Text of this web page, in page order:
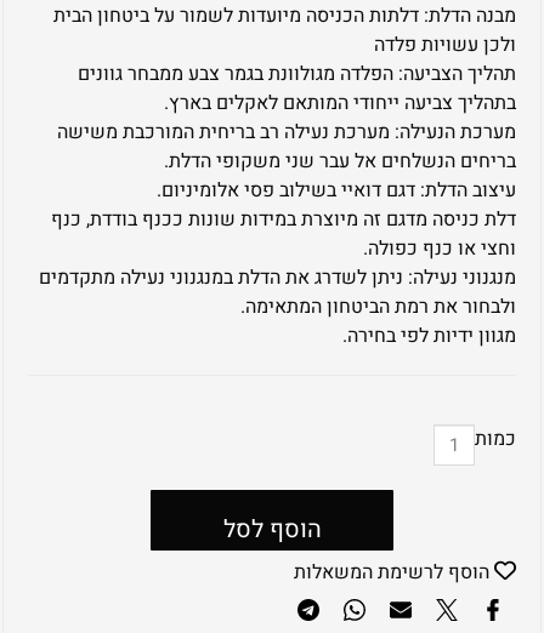
מבנה הדלת: דלתות הכניסה מיועדות לשמור על ביטחון הבית
ולכן עשויות פלדה
תהליך הצביעה: הפלדה מגולוונת בגמר צבע ממבחר גוונים
בתהליך צביעה ייחודי המותאם לאקלים בארץ.
מערכת הנעילה: מערכת נעילה רב בריחית המורכבת משישה
בריחים הנשלחים אל עבר שני משקופי הדלת.
עיצוב הדלת: דגם דואיי בשילוב פסי אלומיניום.
דלת כניסה מדגם זה מיוצרת במידות שונות ככנף בודדת, כנף
וחצי או כנף כפולה.
מנגנוני נעילה: ניתן לשדרג את הדלת במנגנוני נעילה מתקדמים
ולבחור את רמת הביטחון המתאימה.
מגוון ידיות לפי בחירה.
כמות
הוסף לסל
הוסף לרשימת המשאלות